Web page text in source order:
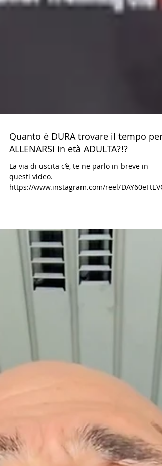
Quanto è DURA trovare il tempo per
ALLENARSI in età ADULTA?!?
La via di uscita c’è, te ne parlo in breve in
questi video.
igsh=MjhkNjdxdmt0bHFv Fammi...